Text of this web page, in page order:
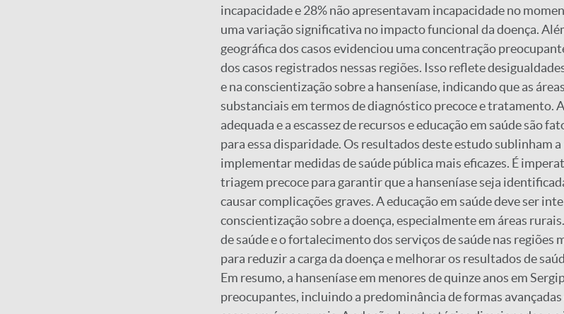
incapacidade e 28% não apresentavam incapacidade no
uma variação significativa no impacto funcional da doença.
geográfica dos casos evidenciou uma concentração
dos casos registrados nessas regiões. Isso reflete
e na conscientização sobre a hanseníase, indicando que as
substanciais em termos de diagnóstico precoce e tratamento.
adequada e a escassez de recursos e educação em saúde são
para essa disparidade. Os resultados deste estudo sublinham
implementar medidas de saúde pública mais eficazes. É
triagem precoce para garantir que a hanseníase seja
causar complicações graves. A educação em saúde deve ser
conscientização sobre a doença, especialmente em áreas
de saúde e o fortalecimento dos serviços de saúde nas regiões
para reduzir a carga da doença e melhorar os resultados de
Em resumo, a hanseníase em menores de quinze anos em
preocupantes, incluindo a predominância de formas avançadas